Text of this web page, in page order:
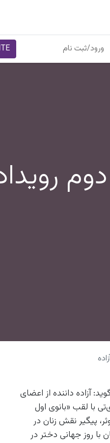
ورود/ثبت نام
آزاده داننده از اعضای
با لقب «بانوی اول
پیگیر نقش زنان در
بود و اولین‌بار در سال‌های ابتدای دهه ۹۰ همزمان با روز جهانی دختر در